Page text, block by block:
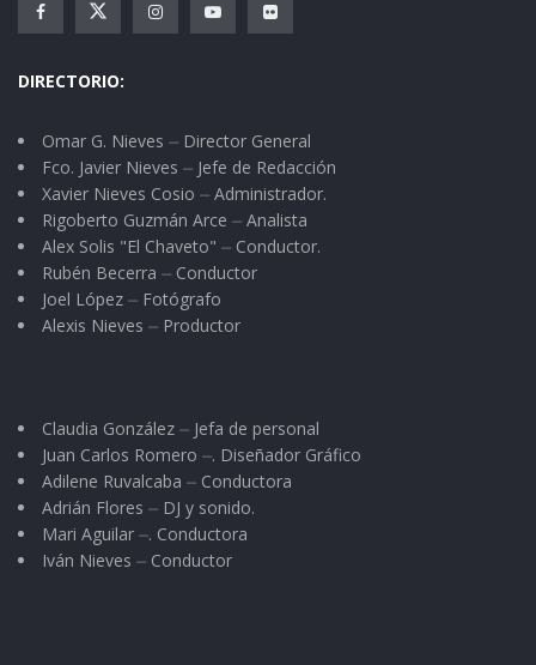
DIRECTORIO:
Omar G. Nieves ⏤ Director General
Fco. Javier Nieves ⏤ Jefe de Redacción
Xavier Nieves Cosio ⏤ Administrador.
Rigoberto Guzmán Arce ⏤ Analista
Alex Solis "El Chaveto" ⏤ Conductor.
Rubén Becerra ⏤ Conductor
Joel López ⏤ Fotógrafo
Alexis Nieves ⏤ Productor
Claudia González ⏤ Jefa de personal
Juan Carlos Romero ⏤. Diseñador Gráfico
Adilene Ruvalcaba ⏤ Conductora
Adrián Flores ⏤ DJ y sonido.
Mari Aguilar ⏤. Conductora
Iván Nieves ⏤ Conductor